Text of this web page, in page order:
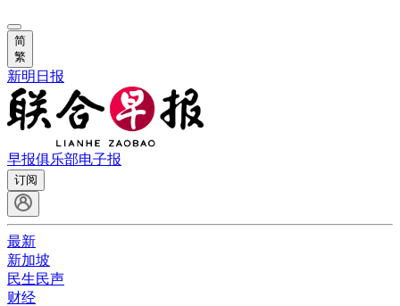
简
繁
新明日报
早报俱乐部电子报
订阅
最新
新加坡
民生民声
财经